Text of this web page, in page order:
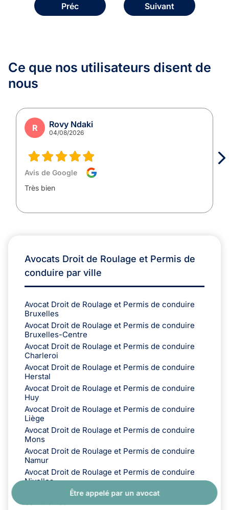
Être appelé par un avocat
Préc Suivant
Ce que nos utilisateurs disent de
nous
R Rovy Ndaki
04/08/2026
Avis de Google
Très bien
Avocats Droit de Roulage et Permis de
conduire par ville
Avocat Droit de Roulage et Permis de conduire
Bruxelles
Avocat Droit de Roulage et Permis de conduire
Bruxelles-Centre
Avocat Droit de Roulage et Permis de conduire
Charleroi
Avocat Droit de Roulage et Permis de conduire
Herstal
Avocat Droit de Roulage et Permis de conduire
Huy
Avocat Droit de Roulage et Permis de conduire
Liège
Avocat Droit de Roulage et Permis de conduire
Mons
Avocat Droit de Roulage et Permis de conduire
Namur
Avocat Droit de Roulage et Permis de conduire
Nivelles
Avocat Droit de Roulage et Permis de conduire